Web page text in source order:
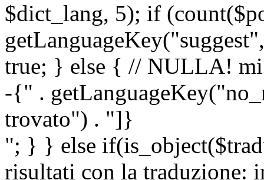
$dict_lang, 5); if
true; } else { // NULLA! mi
-{" .
trovato") . "]}
"; } } else
risultati con la traduzione: